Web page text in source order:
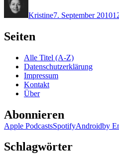
Kristine7. September 2010
Seiten
Alle Titel (A-Z)
Datenschutzerklärung
Impressum
Kontakt
Über
Abonnieren
Apple PodcastsSpotifyAndroidby
Schlagwörter